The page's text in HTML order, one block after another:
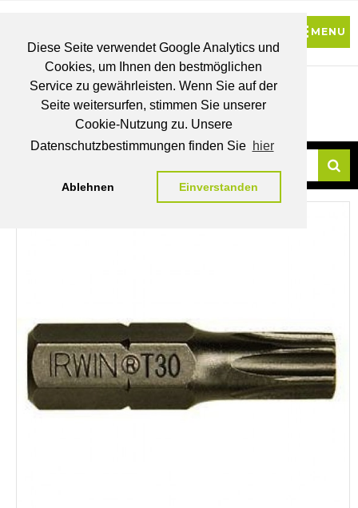
Diese Seite verwendet Google Analytics und
Cookies, um Ihnen den bestmöglichen
Service zu gewährleisten. Wenn Sie auf der
Seite weitersurfen, stimmen Sie unserer
Cookie-Nutzung zu. Unsere
Datenschutzbestimmungen finden Sie hier
Ablehnen Einverstanden
BRUTTO
PREISE
MEIN
WUNSCHLISTE